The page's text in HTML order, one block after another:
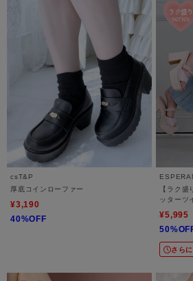
csT&P
厚底コインローファー
¥3,190
40%OFF
【ラク
ッターツ
¥5,995
さら